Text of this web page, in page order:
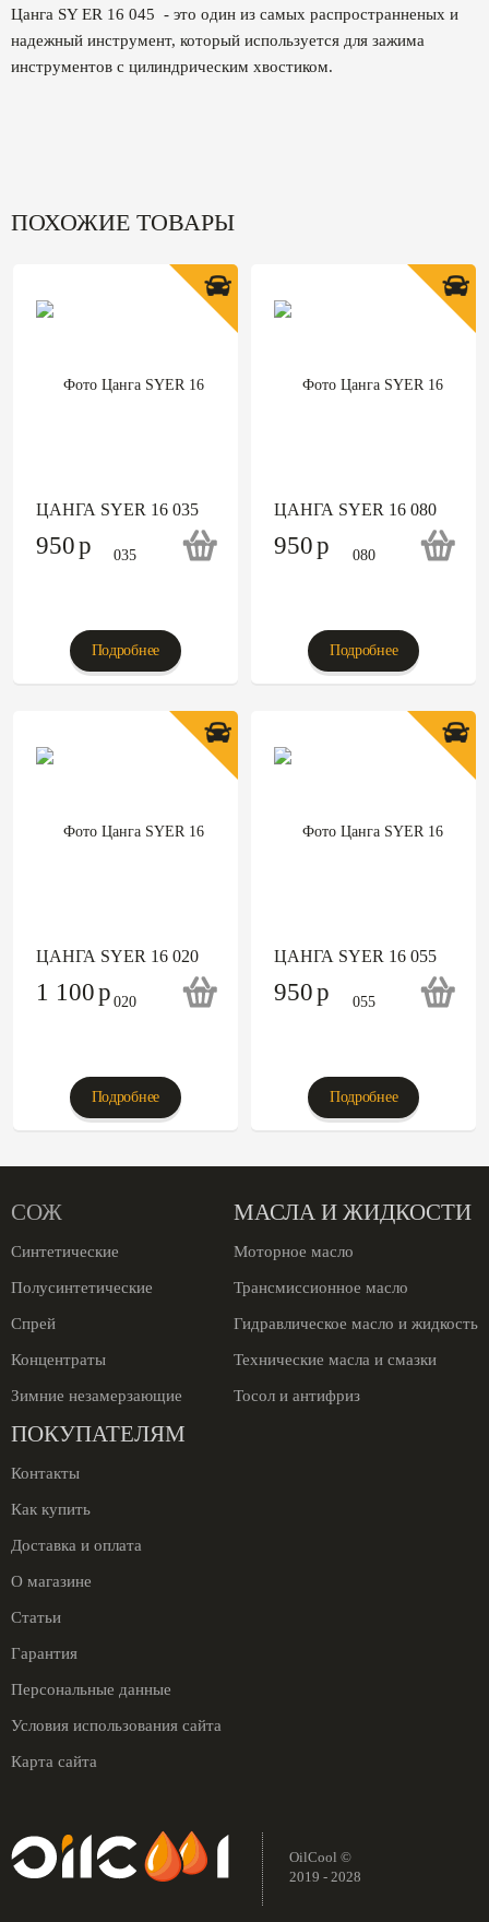
Цанга SY ER 16 045 - это один из самых распространненых и
надежный инструмент, который используется для зажима
инструментов с цилиндрическим хвостиком.
ПОХОЖИЕ ТОВАРЫ
ЦАНГА SYER 16 035
950p
Подробнее
ЦАНГА SYER 16 080
950p
Подробнее
ЦАНГА SYER 16 020
1 100p
Подробнее
ЦАНГА SYER 16 055
950p
Подробнее
СОЖ
Синтетические
Полусинтетические
Спрей
Концентраты
Зимние незамерзающие
МАСЛА И ЖИДКОСТИ
Моторное масло
Трансмиссионное масло
Гидравлическое масло и жидкость
Технические масла и смазки
Тосол и антифриз
ПОКУПАТЕЛЯМ
Контакты
Как купить
Доставка и оплата
О магазине
Статьи
Гарантия
Персональные данные
Условия использования сайта
Карта сайта
OilCool ©
2019 - 2028